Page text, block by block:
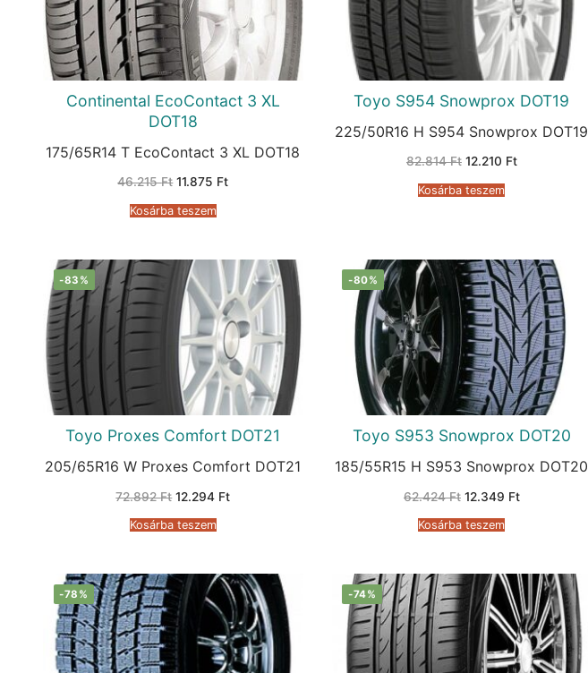
Continental EcoContact 3 XL
DOT18
175/65R14 T EcoContact 3 XL DOT18
46.215Ft Original
was:
46.215 Ft.
11.875 FtCurrent
Kosárba teszem
Toyo S954 Snowprox DOT19
225/50R16 H S954 Snowprox DOT19
82.814Ft Original
was:
82.814 Ft.
12.210 FtCurrent
Kosárba teszem
-83%
Toyo Proxes Comfort DOT21
205/65R16 W Proxes Comfort DOT21
72.892Ft Original
was:
72.892 Ft.
12.294 FtCurrent
Kosárba teszem
-80%
Toyo S953 Snowprox DOT20
185/55R15 H S953 Snowprox DOT20
62.424Ft Original
was:
62.424 Ft.
12.349 FtCurrent
Kosárba teszem
-78% -74%